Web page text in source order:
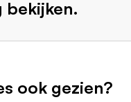
bekijken.
ook gezien?